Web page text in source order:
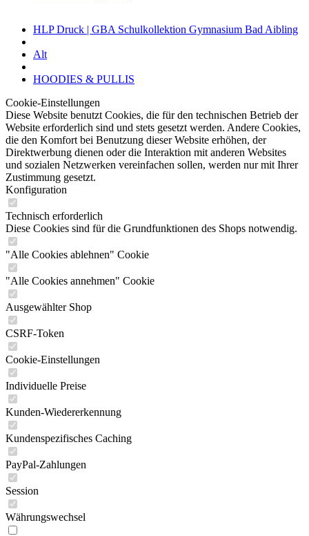
HLP Druck | GBA Schulkollektion Gymnasium Bad Aibling
Alt
HOODIES & PULLIS
Cookie-Einstellungen
Diese Website benutzt Cookies, die für den technischen Betrieb der
Website erforderlich sind und stets gesetzt werden. Andere Cookies,
die den Komfort bei Benutzung dieser Website erhöhen, der
Direktwerbung dienen oder die Interaktion mit anderen Websites
und sozialen Netzwerken vereinfachen sollen, werden nur mit Ihrer
Zustimmung gesetzt.
Konfiguration
Technisch erforderlich
Diese Cookies sind für die Grundfunktionen des Shops notwendig.
"Alle Cookies ablehnen" Cookie
"Alle Cookies annehmen" Cookie
Ausgewählter Shop
CSRF-Token
Cookie-Einstellungen
Individuelle Preise
Kunden-Wiedererkennung
Kundenspezifisches Caching
PayPal-Zahlungen
Session
Währungswechsel